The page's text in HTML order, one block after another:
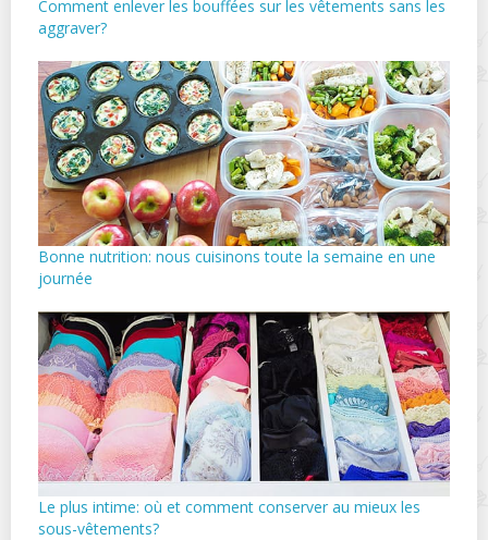
Comment enlever les bouffées sur les vêtements sans les
aggraver?
Bonne nutrition: nous cuisinons toute la semaine en une
journée
Le plus intime: où et comment conserver au mieux les
sous-vêtements?